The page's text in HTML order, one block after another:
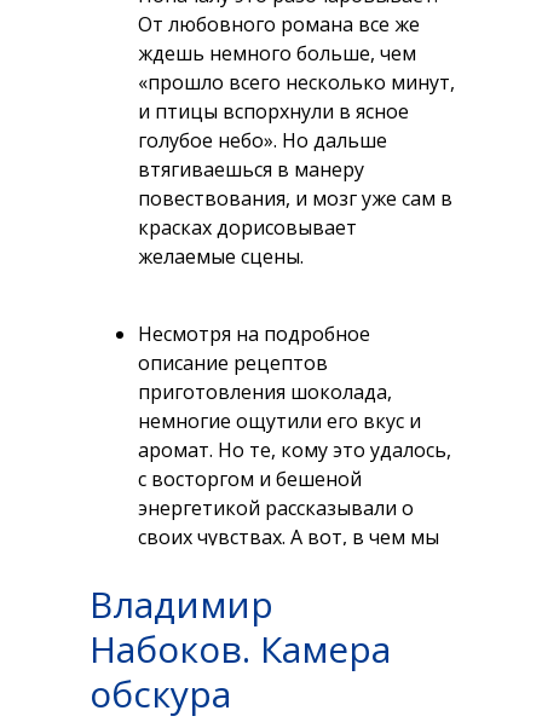
От любовного романа все же
ждешь немного больше, чем
«прошло всего несколько минут,
и птицы вспорхнули в ясное
голубое небо». Но дальше
втягиваешься в манеру
повествования, и мозг уже сам в
красках дорисовывает
желаемые сцены.
Несмотря на подробное
описание рецептов
приготовления шоколада,
немногие ощутили его вкус и
аромат. Но те, кому это удалось,
с восторгом и бешеной
энергетикой рассказывали о
своих чувствах. А вот, в чем мы
том, что посетить Париж —
отличная мечта, которую не
стоит откладывать надолго.
Владимир
Набоков. Камера
обскура